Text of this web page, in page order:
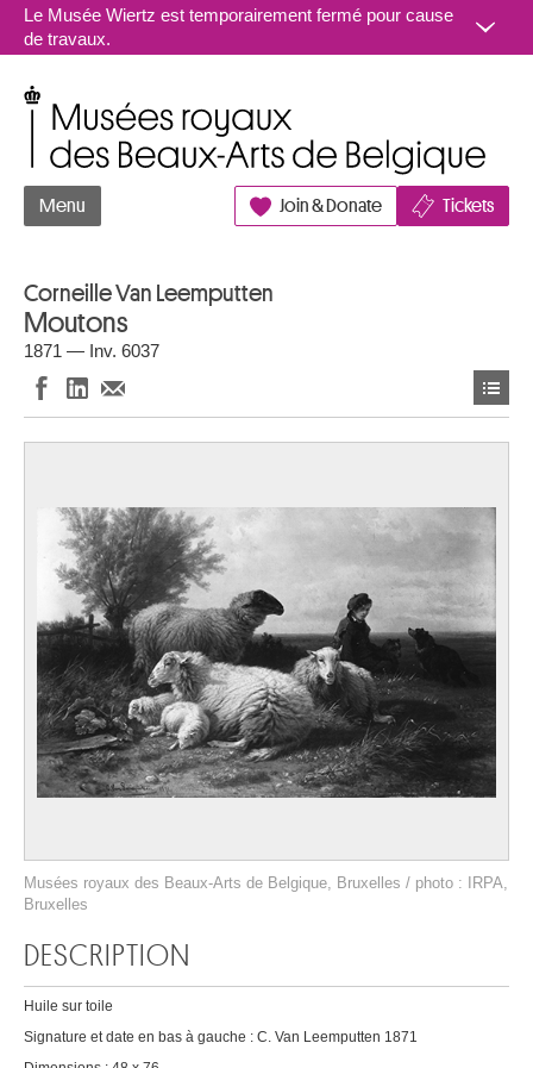
Aller au contenu
Le Musée Wiertz est temporairement fermé pour cause
de travaux.
Menu Join & Donate Tickets
Corneille Van Leemputten
Moutons
1871 — Inv. 6037
Musées royaux des Beaux-Arts de Belgique, Bruxelles / photo : IRPA,
Bruxelles
DESCRIPTION
Huile sur toile
Signature et date en bas à gauche : C. Van Leemputten 1871